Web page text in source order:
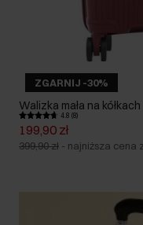
ZGARNIJ -30%
Walizka mała na kółkach
4.8 (8)
199,90 zł
399,90 zł - najniższa cena